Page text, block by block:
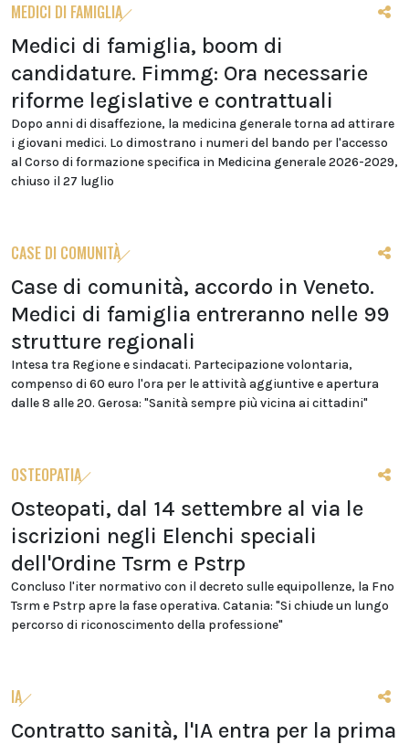
MEDICI DI FAMIGLIA
Medici di famiglia, boom di
candidature. Fimmg: Ora necessarie
riforme legislative e contrattuali
Dopo anni di disaffezione, la medicina generale torna ad attirare
i giovani medici. Lo dimostrano i numeri del bando per l'accesso
al Corso di formazione specifica in Medicina generale 2026-2029,
chiuso il 27 luglio
CASE DI COMUNITÀ
Case di comunità, accordo in Veneto.
Medici di famiglia entreranno nelle 99
strutture regionali
Intesa tra Regione e sindacati. Partecipazione volontaria,
compenso di 60 euro l'ora per le attività aggiuntive e apertura
dalle 8 alle 20. Gerosa: "Sanità sempre più vicina ai cittadini"
OSTEOPATIA
Osteopati, dal 14 settembre al via le
iscrizioni negli Elenchi speciali
dell'Ordine Tsrm e Pstrp
Concluso l'iter normativo con il decreto sulle equipollenze, la Fno
Tsrm e Pstrp apre la fase operativa. Catania: "Si chiude un lungo
percorso di riconoscimento della professione"
IA
Contratto sanità, l'IA entra per la prima